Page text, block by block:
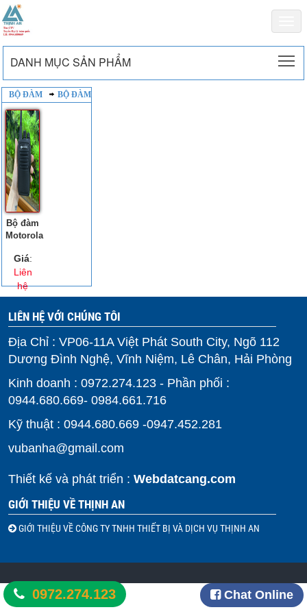
Chat Online
0972.274.123
DANH MỤC SẢN PHẨM
BỘ ĐÀM BỘ ĐÀM
Bộ đàm
Motorola
Giá:
Liên
hệ
LIÊN HỆ VỚI CHÚNG TÔI
Địa Chỉ : VP06-11A Việt Phát South City, Ngõ 112
Dương Đình Nghệ, Vĩnh Niệm, Lê Chân, Hải Phòng
Kinh doanh : 0972.274.123 - Phần phối :
0944.680.669- 0984.661.716
Kỹ thuật : 0944.680.669 -0947.452.281
vubanha@gmail.com
Thiết kế và phát triển : Webdatcang.com
GIỚI THIỆU VỀ THỊNH AN
GIỚI THIỆU VỀ CÔNG TY TNHH THIẾT BỊ VÀ DỊCH VỤ THỊNH AN